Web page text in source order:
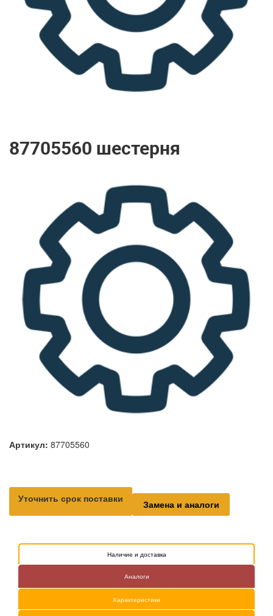
87705560 шестерня
Артикул: 87705560
Уточнить срок поставки Замена и аналоги
Наличие и доставка
Аналоги
Характеристики